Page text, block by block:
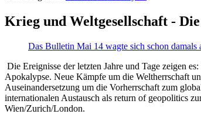
Krieg und Weltgesellschaft -
Das Bulletin Mai 14 wagte sich schon damals
Die Ereignisse der letzten Jahre und Tage zeigen
Apokalypse. Neue Kämpfe um die Weltherrschaft
Auseinandersetzung um die Vorherrschaft zum
internationalen Austausch als return of geopolitics
Wien/Zurich/London.